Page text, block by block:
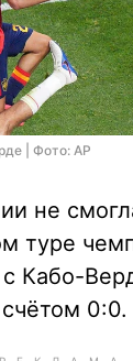
| Фото: AP
не
туре
Кабо-
0:0.